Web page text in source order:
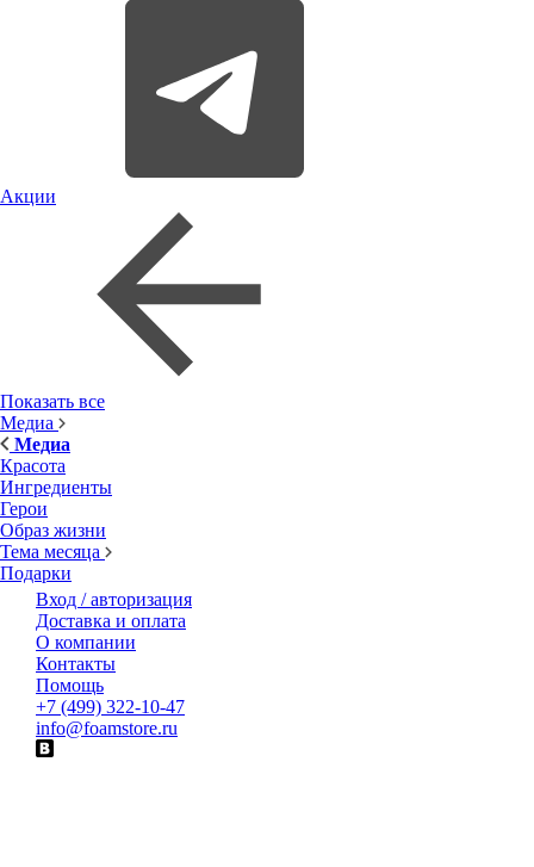
Акции
Показать все
Медиа
Медиа
Красота
Ингредиенты
Герои
Образ жизни
Тема месяца
Подарки
Вход / авторизация
Доставка и оплата
О компании
Контакты
Помощь
+7 (499) 322-10-47
info@foamstore.ru